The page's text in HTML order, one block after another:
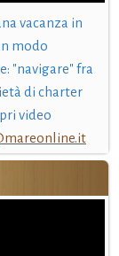
vacanza in
modo
"navigare" fra
di charter
video